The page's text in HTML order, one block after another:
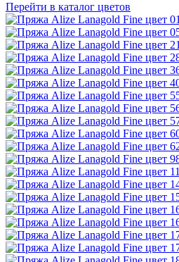
Перейти в каталог цветов